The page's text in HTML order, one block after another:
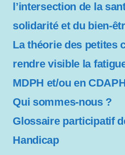
l’intersection de la
solidarité et du bien-
La théorie des petites
rendre visible la
MDPH et/ou en
Qui sommes-nous ?
Glossaire participatif
Handicap